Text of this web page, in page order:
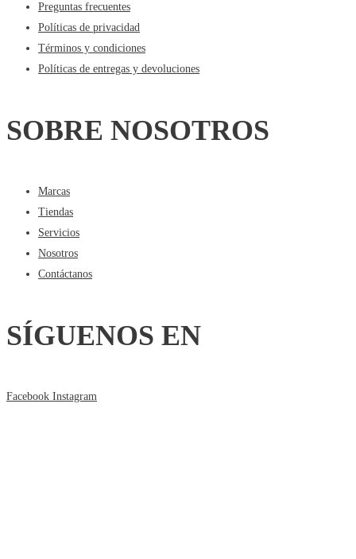
Preguntas frecuentes
Políticas de privacidad
Términos y condiciones
Políticas de entregas y devoluciones
SOBRE NOSOTROS
Marcas
Tiendas
Servicios
Nosotros
Contáctanos
SÍGUENOS EN
Facebook Instagram